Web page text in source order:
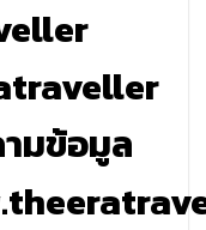
มข้อมูล